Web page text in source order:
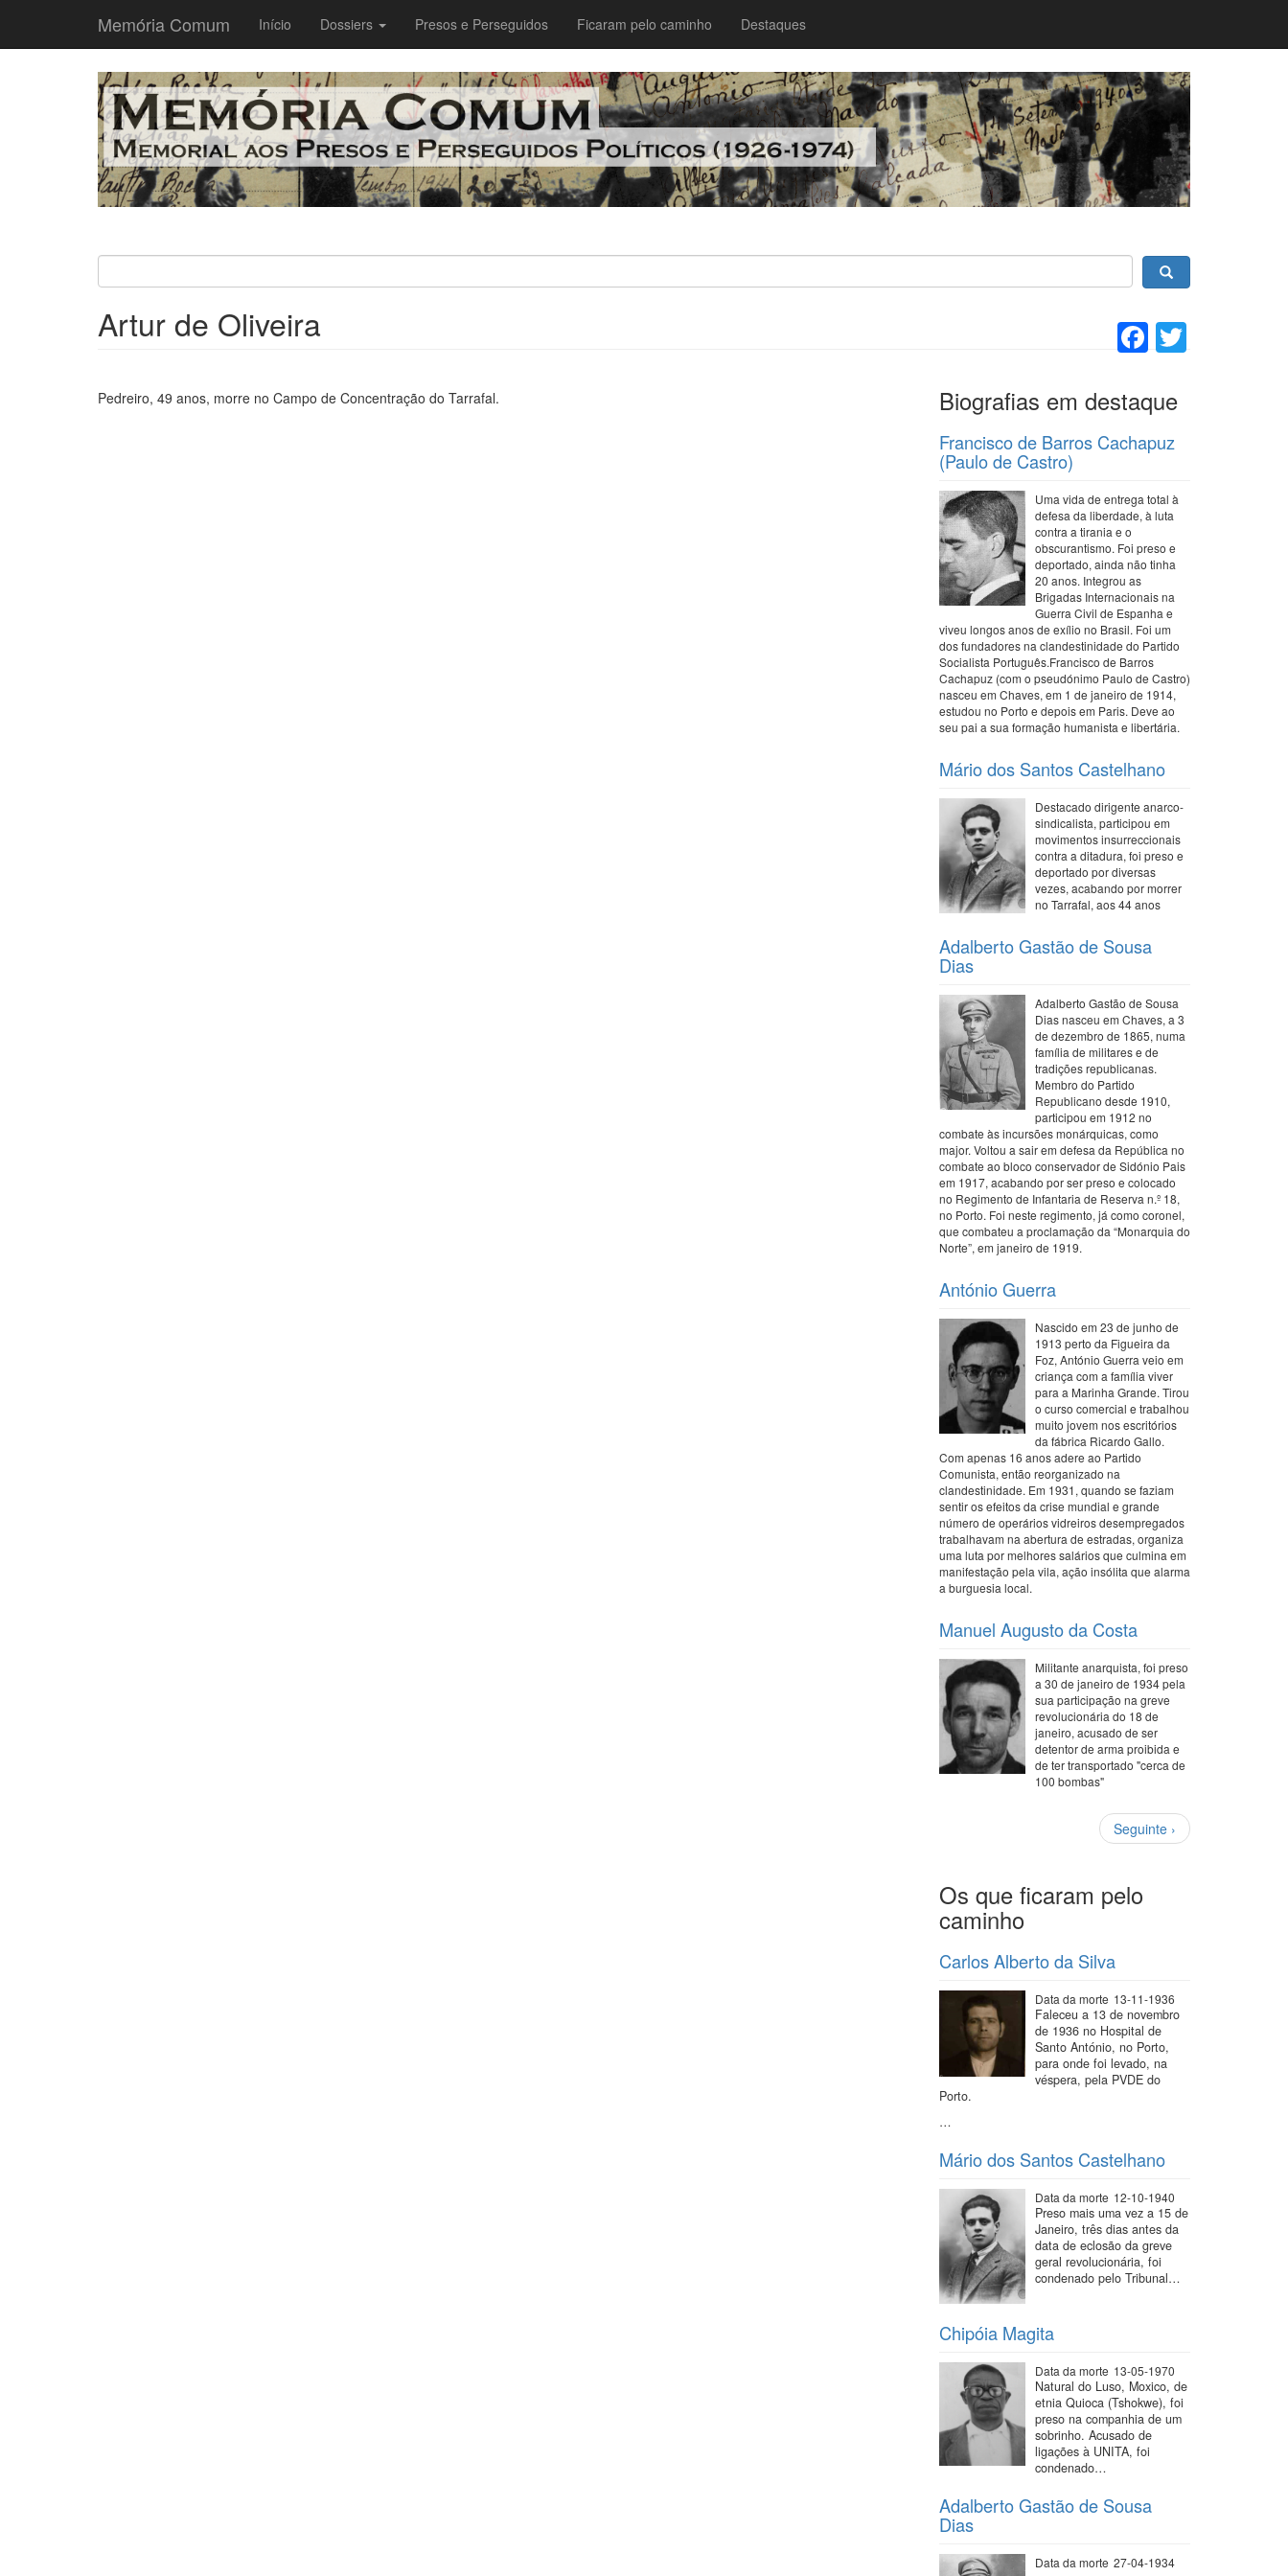
Memória Comum
Main
navigation
Início Dossiers Presos e Perseguidos Ficaram pelo caminho Destaques
Facebook
Artur de Oliveira
Pedreiro, 49 anos, morre no Campo de Concentração do Tarrafal. Biografias em destaque
Francisco de Barros Cachapuz
(Paulo de Castro)
Uma vida de entrega total à
defesa da liberdade, à luta
contra a tirania e o
obscurantismo. Foi preso e
deportado, ainda não tinha
20 anos. Integrou as
Brigadas Internacionais na
Guerra Civil de Espanha e
viveu longos anos de exílio no Brasil. Foi um
dos fundadores na clandestinidade do Partido
Socialista Português.Francisco de Barros
Cachapuz (com o pseudónimo Paulo de Castro)
nasceu em Chaves, em 1 de janeiro de 1914,
estudou no Porto e depois em Paris. Deve ao
seu pai a sua formação humanista e libertária.
Mário dos Santos Castelhano
Destacado dirigente anarco-
sindicalista, participou em
movimentos insurreccionais
contra a ditadura, foi preso e
deportado por diversas
vezes, acabando por morrer
no Tarrafal, aos 44 anos
Adalberto Gastão de Sousa
Dias
Adalberto Gastão de Sousa
Dias nasceu em Chaves, a 3
de dezembro de 1865, numa
família de militares e de
tradições republicanas.
Membro do Partido
Republicano desde 1910,
participou em 1912 no
combate às incursões monárquicas, como
major. Voltou a sair em defesa da República no
combate ao bloco conservador de Sidónio Pais
em 1917, acabando por ser preso e colocado
no Regimento de Infantaria de Reserva n.º 18,
no Porto. Foi neste regimento, já como coronel,
que combateu a proclamação da “Monarquia do
Norte”, em janeiro de 1919.
António Guerra
Nascido em 23 de junho de
1913 perto da Figueira da
Foz, António Guerra veio em
criança com a família viver
para a Marinha Grande. Tirou
o curso comercial e trabalhou
muito jovem nos escritórios
da fábrica Ricardo Gallo.
Com apenas 16 anos adere ao Partido
Comunista, então reorganizado na
clandestinidade. Em 1931, quando se faziam
sentir os efeitos da crise mundial e grande
número de operários vidreiros desempregados
trabalhavam na abertura de estradas, organiza
uma luta por melhores salários que culmina em
manifestação pela vila, ação insólita que alarma
a burguesia local.
Manuel Augusto da Costa
Militante anarquista, foi preso
a 30 de janeiro de 1934 pela
sua participação na greve
revolucionária do 18 de
janeiro, acusado de ser
detentor de arma proibida e
de ter transportado "cerca de
100 bombas"
Próxima
página
Seguinte ›
Os que ficaram pelo
caminho
Carlos Alberto da Silva
Data da morte 13-11-1936
Faleceu a 13 de novembro
de 1936 no Hospital de
Santo António, no Porto,
para onde foi levado, na
véspera, pela PVDE do
Porto.
…
Mário dos Santos Castelhano
Data da morte 12-10-1940
Preso mais uma vez a 15 de
Janeiro, três dias antes da
data de eclosão da greve
geral revolucionária, foi
condenado pelo Tribunal…
Chipóia Magita
Data da morte 13-05-1970
Natural do Luso, Moxico, de
etnia Quioca (Tshokwe), foi
preso na companhia de um
sobrinho. Acusado de
ligações à UNITA, foi
condenado…
Adalberto Gastão de Sousa
Dias
Data da morte 27-04-1934